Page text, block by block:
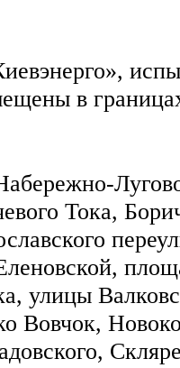
в
Тока,
улицы
Вовчок,